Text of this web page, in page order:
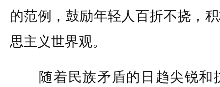
的范例，鼓励年轻人百折不挠，
思主义世界观。
随着民族矛盾的日趋尖锐和